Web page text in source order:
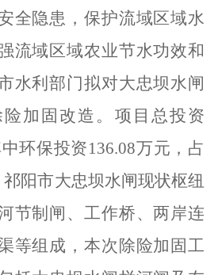
全隐患，保护流域区域水
流域区域农业节水功效和
水利部门拟对大忠坝水闸
加固改造。项目总投资
环保投资136.08万元，占
祁阳市大忠坝水闸现状枢纽
节制闸、工作桥、两岸连
等组成，本次除险加固工